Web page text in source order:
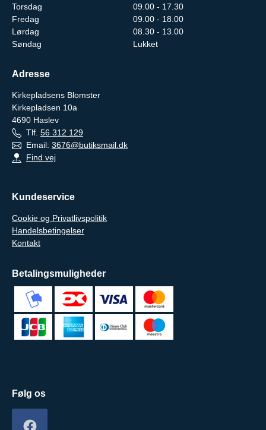
Torsdag
09.00 - 17.30
Fredag
09.00 - 18.00
Lørdag
08.30 - 13.00
Søndag
Lukket
Adresse
Kirkepladsens Blomster
Kirkepladsen 10a
4690 Haslev
Tlf. 56 312 129
Email: 3676@butiksmail.dk
Find vej
Kundeservice
Cookie og Privatlivspolitik
Handelsbetingelser
Kontakt
Betalingsmuligheder
Følg os